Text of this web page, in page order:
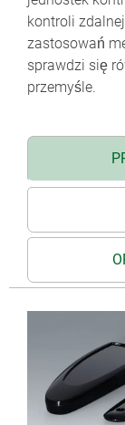
kontroli
zastosowań
sprawdzi się
przemyśle.